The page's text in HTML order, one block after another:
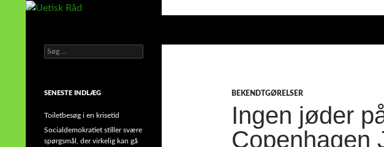
BEKENDTGØRELSER
Ingen jøder
Copenhagen
din stemme i et sygt, sygt samfund!
Søg
efter:
SENESTE INDLÆG
Toiletbesøg i en krisetid
Socialdemokratiet stiller svære
spørgsmål, der virkelig kan gå